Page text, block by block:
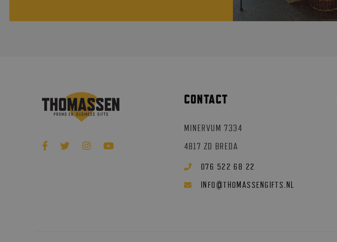
CONTACT
MINERVUM 7334
4817 ZD BREDA
076 522 68 22
INFO@THOMASSENGIFTS.NL